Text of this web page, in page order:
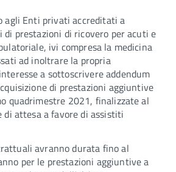
agli Enti privati accreditati a
prestazioni di ricovero per acuti e
ivi compresa la medicina
ad inoltrare la propria
a sottoscrivere addendum
di prestazioni aggiuntive
quadrimestre 2021, finalizzate al
di attesa a favore di assistiti
avranno durata fino al
per le prestazioni aggiuntive a